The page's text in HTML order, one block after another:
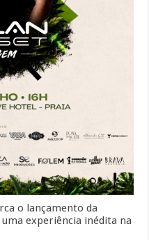
o lançamento da
experiência inédita na